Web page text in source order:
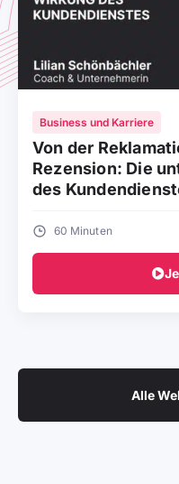
Business und Karriere
Von der
Rezension: Die
des
60 Minuten
Alle